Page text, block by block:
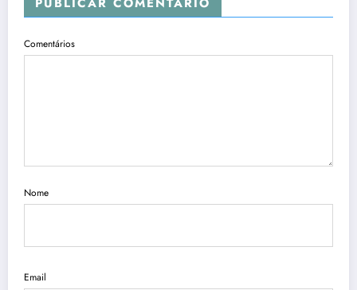
Comentários
Nome
Email